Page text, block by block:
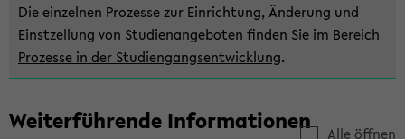
Die ein­zel­nen Pro­zes­se zur Ein­rich­tung, Än­de­rung und
Einst­zel­lung von Stu­di­en­an­ge­bo­ten fin­den Sie im Be­reich
Pro­zes­se in der Stu­di­en­gangs­ent­wick­lung.
Wei­ter­füh­ren­de In­for­ma­tio­nen
Alle öffnen